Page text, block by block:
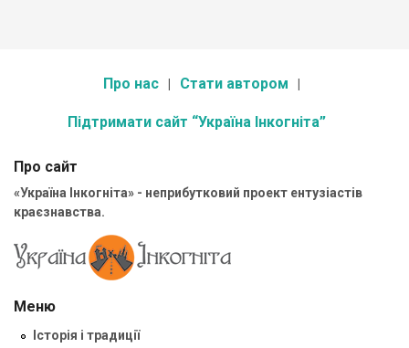
Про нас Стати автором
Підтримати сайт “Україна Інкогніта”
Про сайт
«Україна Інкогніта» - неприбутковий проект ентузіастів
краєзнавства.
Меню
Історія і традиції